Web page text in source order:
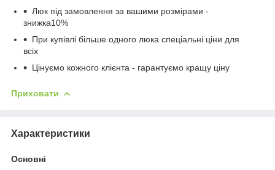
Люк під замовлення за вашими розмірами -
знижка10%
При купівлі більше одного люка спеціальні ціни для
всіх
Цінуємо кожного клієнта - гарантуємо кращу ціну
Приховати
Характеристики
Основні